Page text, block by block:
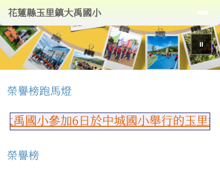
花蓮縣玉里鎮大禹國小
導覽列
花蓮縣玉里鎮大禹國小
⏸
上中區域內容
榮譽榜跑馬燈
國小參加6日於中城國小舉行的玉里鎮
榮譽榜